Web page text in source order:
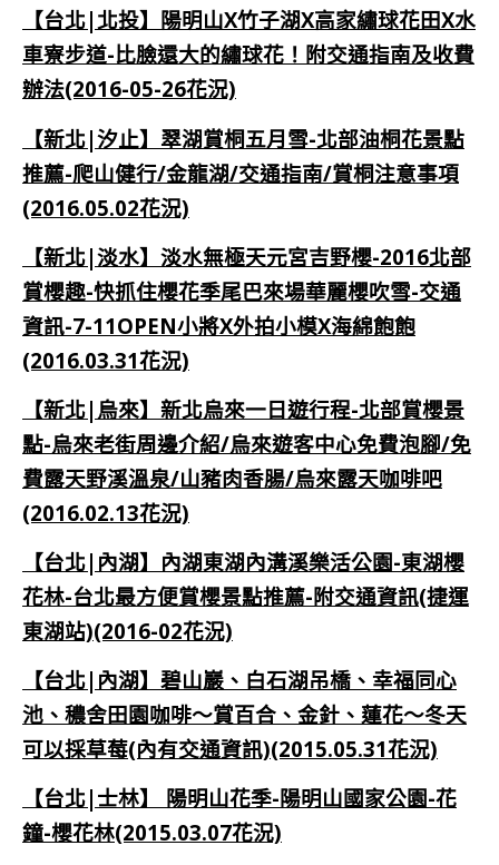
【台北|北投】陽明山X竹子湖X高家繡球花田X水
車寮步道-比臉還大的繡球花！附交通指南及收費
辦法(2016-05-26花況)
【新北|汐止】翠湖賞桐五月雪-北部油桐花景點
推薦-爬山健行/金龍湖/交通指南/賞桐注意事項
(2016.05.02花況)
【新北|淡水】淡水無極天元宮吉野櫻-2016北部
賞櫻趣-快抓住櫻花季尾巴來場華麗櫻吹雪-交通
資訊-7-11OPEN小將X外拍小模X海綿飽飽
(2016.03.31花況)
【新北|烏來】新北烏來一日遊行程-北部賞櫻景
點-烏來老街周邊介紹/烏來遊客中心免費泡腳/免
費露天野溪溫泉/山豬肉香腸/烏來露天咖啡吧
(2016.02.13花況)
【台北|內湖】內湖東湖內溝溪樂活公園-東湖櫻
花林-台北最方便賞櫻景點推薦-附交通資訊(捷運
東湖站)(2016-02花況)
【台北|內湖】碧山巖、白石湖吊橋、幸福同心
池、穠舍田園咖啡～賞百合、金針、蓮花～冬天
可以採草莓(內有交通資訊)(2015.05.31花況)
【台北|士林】 陽明山花季-陽明山國家公園-花
鐘-櫻花林(2015.03.07花況)